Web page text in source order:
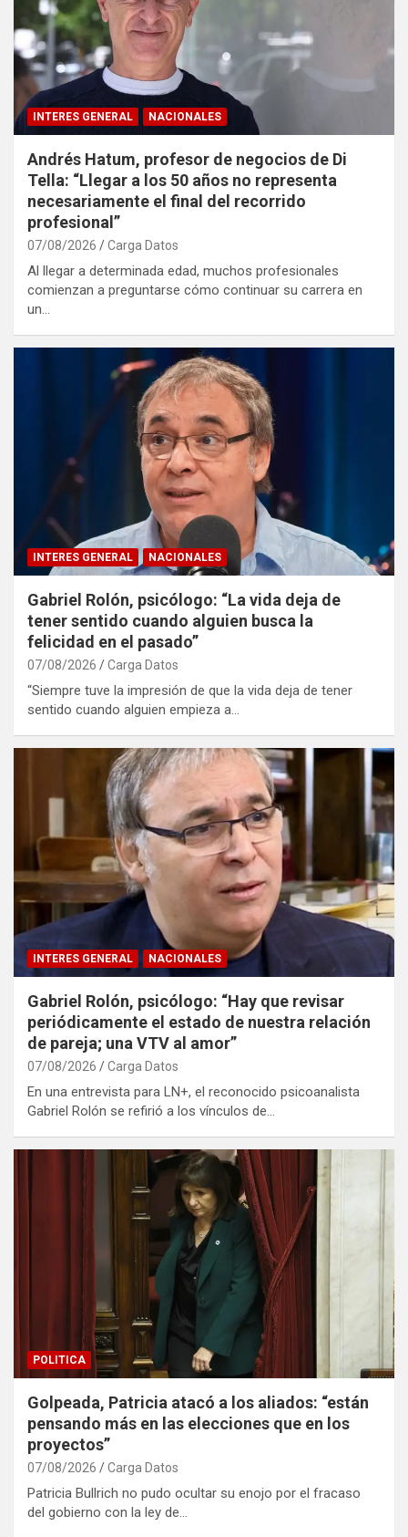
INTERES GENERAL NACIONALES
Andrés Hatum, profesor de negocios de Di
Tella: “Llegar a los 50 años no representa
necesariamente el final del recorrido
profesional”
07/08/2026 Carga Datos
Al llegar a determinada edad, muchos profesionales
comienzan a preguntarse cómo continuar su carrera en
un…
INTERES GENERAL NACIONALES
Gabriel Rolón, psicólogo: “La vida deja de
tener sentido cuando alguien busca la
felicidad en el pasado”
07/08/2026 Carga Datos
“Siempre tuve la impresión de que la vida deja de tener
sentido cuando alguien empieza a…
INTERES GENERAL NACIONALES
Gabriel Rolón, psicólogo: “Hay que revisar
periódicamente el estado de nuestra relación
de pareja; una VTV al amor”
07/08/2026 Carga Datos
En una entrevista para LN+, el reconocido psicoanalista
Gabriel Rolón se refirió a los vínculos de…
POLITICA
Golpeada, Patricia atacó a los aliados: “están
pensando más en las elecciones que en los
proyectos”
07/08/2026 Carga Datos
Patricia Bullrich no pudo ocultar su enojo por el fracaso
del gobierno con la ley de…